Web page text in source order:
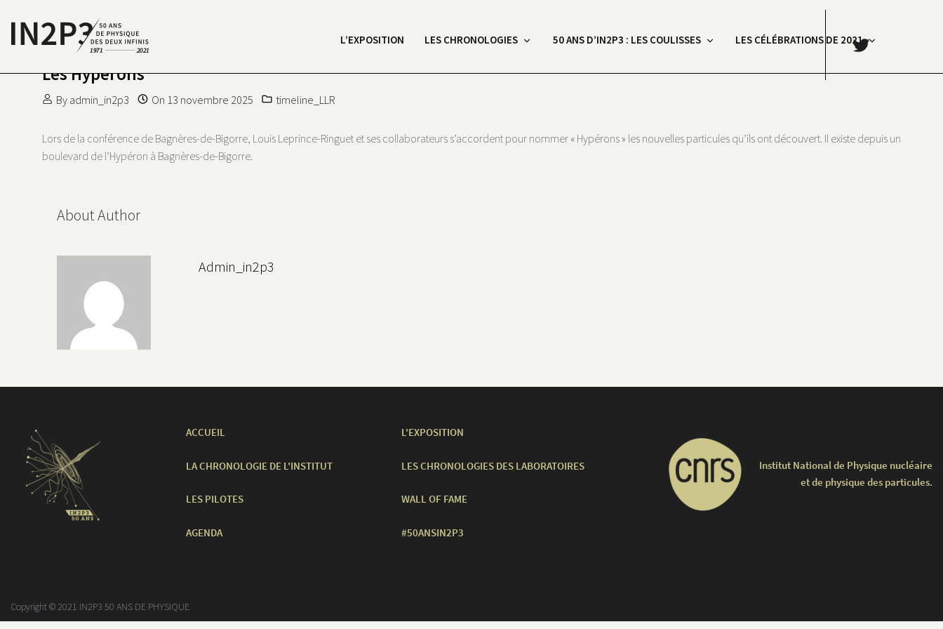
Skip to content
50 ANS DE PHYSIQUE
DEUX INFINIS
L’EXPOSITION LES CHRONOLOGIES 50 ANS D’IN2P3 : LES COULISSES LES CÉLÉBRATIONS DE 2021
.
Les Hypérons
By admin_in2p3 On 13 novembre 2025 timeline_LLR
Lors de la conférence de Bagnères-de-Bigorre, Louis Leprince-Ringuet et ses collaborateurs s’accordent pour nommer « Hypérons » les nouvelles particules qu’ils ont découvert. Il existe depuis un
boulevard de l’Hypéron à Bagnères-de-Bigorre.
About Author
Admin_in2p3
ACCUEIL L'EXPOSITION
LA CHRONOLOGIE DE L'INSTITUT LES CHRONOLOGIES DES LABORATOIRES
LES PILOTES WALL OF FAME
AGENDA #50ANSIN2P3
Institut National de Physique nucléaire
et de physique des particules.
Copyright © 2021 IN2P3 50 ANS DE PHYSIQUE